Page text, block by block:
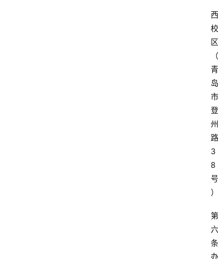
西
校
区
（
青
岛
市
登
州
路
3
8
号
）
第
六
条
办